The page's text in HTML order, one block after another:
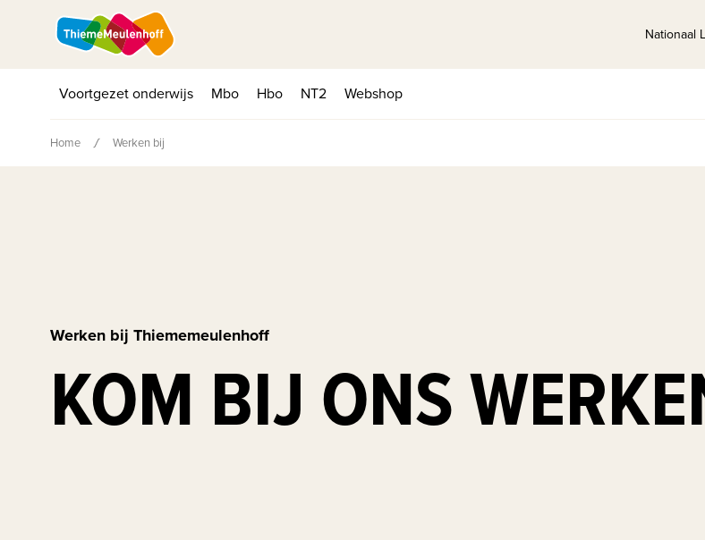
Nationaal
Voortgezet onderwijs Mbo Hbo NT2 Webshop
Home Werken bij
Werken bij Thiememeulenhoff
KOM BIJ ONS